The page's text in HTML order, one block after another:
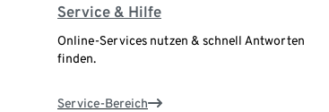
Service & Hilfe
Online-Services nutzen & schnell Antworten
finden.
Service-Bereich